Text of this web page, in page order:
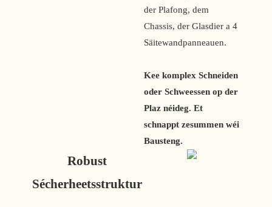
der Plafong, dem
Chassis, der Glasdier a 4
Säitewandpanneauen.
Kee komplex Schneiden
oder Schweessen op der
Plaz néideg. Et
schnappt zesummen wéi
Bausteng.
Robust
Sécherheetsstruktur